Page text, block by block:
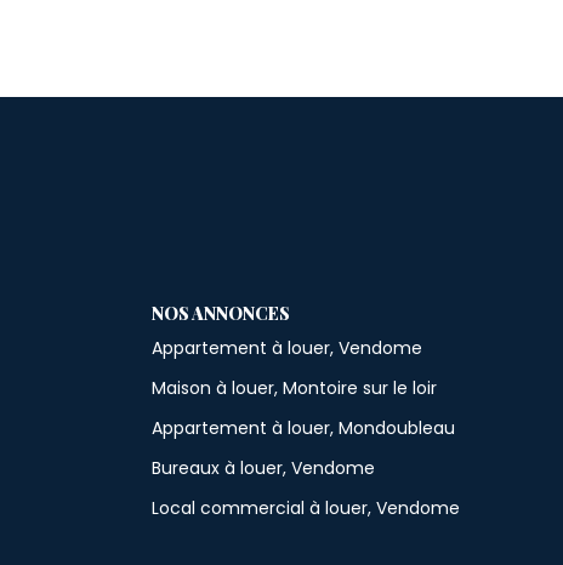
NOS ANNONCES
Appartement à louer, Vendome
Maison à louer, Montoire sur le loir
Appartement à louer, Mondoubleau
Bureaux à louer, Vendome
Local commercial à louer, Vendome